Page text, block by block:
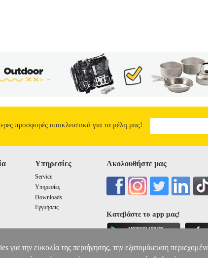
προσφορές αποκλειστικά για τα μέλη μας!
Υπηρεσίες
Service
Υπηρεσίες
Downloads
Εγγυήσεις
Ακολουθήστε μας
Κατεβάστε το app μας!
για την ευκολία της περιήγησης, την εξατομίκευση